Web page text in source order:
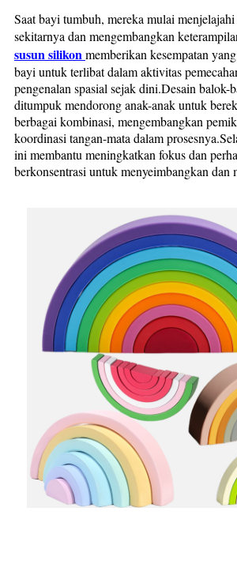
Saat bayi tumbuh, mereka mulai
sekitarnya dan mengembangkan
susun silikonmemberikan kesempatan
bayi untuk terlibat dalam aktivitas
pengenalan spasial sejak dini.Desain balok-
ditumpuk mendorong anak-anak untuk
berbagai kombinasi, mengembangkan
koordinasi tangan-mata dalam
ini membantu meningkatkan fokus dan
berkonsentrasi untuk menyeimbangkan dan